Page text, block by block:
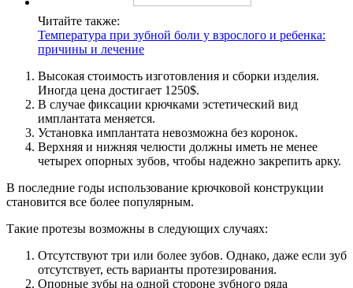
Читайте также:
Температура при зубной боли у взрослого и ребенка:
причины и лечение
Высокая стоимость изготовления и сборки изделия.
Иногда цена достигает 1250$.
В случае фиксации крючками эстетический вид
имплантата меняется.
Установка имплантата невозможна без коронок.
Верхняя и нижняя челюсти должны иметь не менее
четырех опорных зубов, чтобы надежно закрепить арку.
В последние годы использование крючковой конструкции
становится все более популярным.
Такие протезы возможны в следующих случаях:
Отсутствуют три или более зубов. Однако, даже если зуб
отсутствует, есть варианты протезирования.
Опорные зубы на одной стороне зубного ряда